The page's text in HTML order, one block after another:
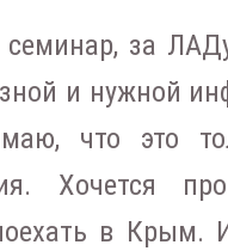
семинар, за
и нужной
что это
Хочется
в Крым.